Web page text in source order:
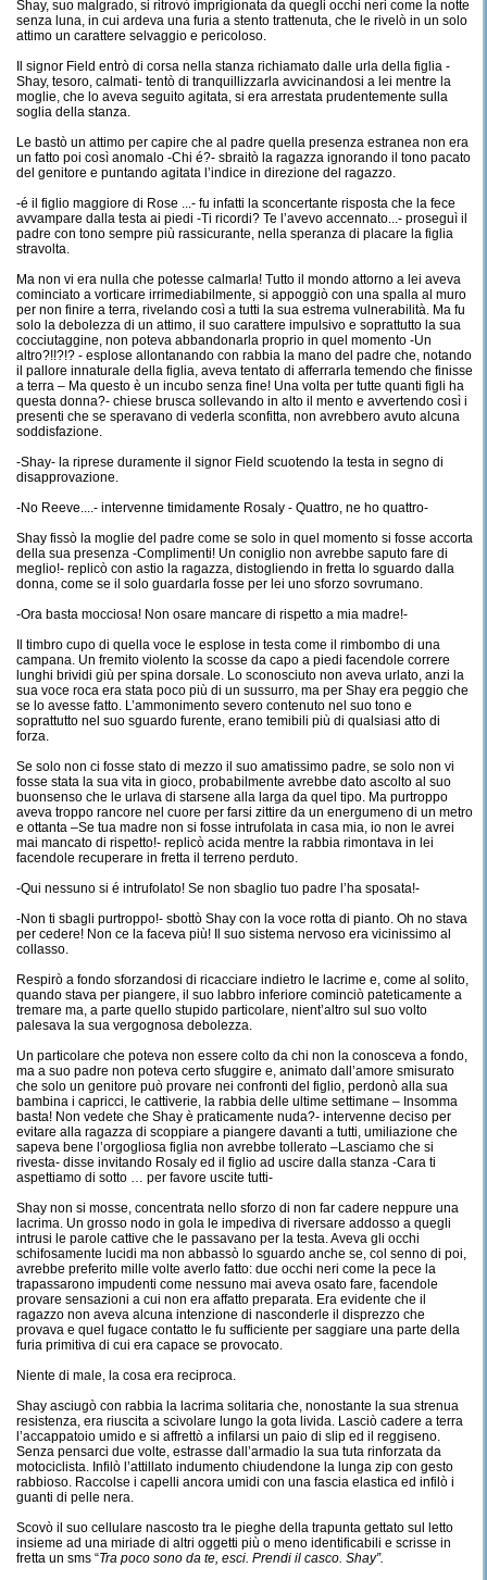
Shay, suo malgrado, si ritrovò imprigionata da quegli occhi neri come la notte
senza luna, in cui ardeva una furia a stento trattenuta, che le rivelò in un solo
attimo un carattere selvaggio e pericoloso.
Il signor Field entrò di corsa nella stanza richiamato dalle urla della figlia -
Shay, tesoro, calmati- tentò di tranquillizzarla avvicinandosi a lei mentre la
moglie, che lo aveva seguito agitata, si era arrestata prudentemente sulla
soglia della stanza.
Le bastò un attimo per capire che al padre quella presenza estranea non era
un fatto poi così anomalo -Chi é?- sbraitò la ragazza ignorando il tono pacato
del genitore e puntando agitata l’indice in direzione del ragazzo.
-é il figlio maggiore di Rose ...- fu infatti la sconcertante risposta che la fece
avvampare dalla testa ai piedi -Ti ricordi? Te l’avevo accennato...- proseguì il
padre con tono sempre più rassicurante, nella speranza di placare la figlia
stravolta.
Ma non vi era nulla che potesse calmarla! Tutto il mondo attorno a lei aveva
cominciato a vorticare irrimediabilmente, si appoggiò con una spalla al muro
per non finire a terra, rivelando così a tutti la sua estrema vulnerabilità. Ma fu
solo la debolezza di un attimo, il suo carattere impulsivo e soprattutto la sua
cocciutaggine, non poteva abbandonarla proprio in quel momento -Un
altro?!!?!? - esplose allontanando con rabbia la mano del padre che, notando
il pallore innaturale della figlia, aveva tentato di afferrarla temendo che finisse
a terra – Ma questo è un incubo senza fine! Una volta per tutte quanti figli ha
questa donna?- chiese brusca sollevando in alto il mento e avvertendo così i
presenti che se speravano di vederla sconfitta, non avrebbero avuto alcuna
soddisfazione.
-Shay- la riprese duramente il signor Field scuotendo la testa in segno di
disapprovazione.
-No Reeve....- intervenne timidamente Rosaly - Quattro, ne ho quattro-
Shay fissò la moglie del padre come se solo in quel momento si fosse accorta
della sua presenza -Complimenti! Un coniglio non avrebbe saputo fare di
meglio!- replicò con astio la ragazza, distogliendo in fretta lo sguardo dalla
donna, come se il solo guardarla fosse per lei uno sforzo sovrumano.
-Ora basta mocciosa! Non osare mancare di rispetto a mia madre!-
Il timbro cupo di quella voce le esplose in testa come il rimbombo di una
campana. Un fremito violento la scosse da capo a piedi facendole correre
lunghi brividi giù per spina dorsale. Lo sconosciuto non aveva urlato, anzi la
sua voce roca era stata poco più di un sussurro, ma per Shay era peggio che
se lo avesse fatto. L’ammonimento severo contenuto nel suo tono e
soprattutto nel suo sguardo furente, erano temibili più di qualsiasi atto di
forza.
Se solo non ci fosse stato di mezzo il suo amatissimo padre, se solo non vi
fosse stata la sua vita in gioco, probabilmente avrebbe dato ascolto al suo
buonsenso che le urlava di starsene alla larga da quel tipo. Ma purtroppo
aveva troppo rancore nel cuore per farsi zittire da un energumeno di un metro
e ottanta –Se tua madre non si fosse intrufolata in casa mia, io non le avrei
mai mancato di rispetto!- replicò acida mentre la rabbia rimontava in lei
facendole recuperare in fretta il terreno perduto.
-Qui nessuno si é intrufolato! Se non sbaglio tuo padre l’ha sposata!-
-Non ti sbagli purtroppo!- sbottò Shay con la voce rotta di pianto. Oh no stava
per cedere! Non ce la faceva più! Il suo sistema nervoso era vicinissimo al
collasso.
Respirò a fondo sforzandosi di ricacciare indietro le lacrime e, come al solito,
quando stava per piangere, il suo labbro inferiore cominciò pateticamente a
tremare ma, a parte quello stupido particolare, nient’altro sul suo volto
palesava la sua vergognosa debolezza.
Un particolare che poteva non essere colto da chi non la conosceva a fondo,
ma a suo padre non poteva certo sfuggire e, animato dall’amore smisurato
che solo un genitore può provare nei confronti del figlio, perdonò alla sua
bambina i capricci, le cattiverie, la rabbia delle ultime settimane – Insomma
basta! Non vedete che Shay è praticamente nuda?- intervenne deciso per
evitare alla ragazza di scoppiare a piangere davanti a tutti, umiliazione che
sapeva bene l’orgogliosa figlia non avrebbe tollerato –Lasciamo che si
rivesta- disse invitando Rosaly ed il figlio ad uscire dalla stanza -Cara ti
aspettiamo di sotto … per favore uscite tutti-
Shay non si mosse, concentrata nello sforzo di non far cadere neppure una
lacrima. Un grosso nodo in gola le impediva di riversare addosso a quegli
intrusi le parole cattive che le passavano per la testa. Aveva gli occhi
schifosamente lucidi ma non abbassò lo sguardo anche se, col senno di poi,
avrebbe preferito mille volte averlo fatto: due occhi neri come la pece la
trapassarono impudenti come nessuno mai aveva osato fare, facendole
provare sensazioni a cui non era affatto preparata. Era evidente che il
ragazzo non aveva alcuna intenzione di nasconderle il disprezzo che
provava e quel fugace contatto le fu sufficiente per saggiare una parte della
furia primitiva di cui era capace se provocato.
Niente di male, la cosa era reciproca.
Shay asciugò con rabbia la lacrima solitaria che, nonostante la sua strenua
resistenza, era riuscita a scivolare lungo la gota livida. Lasciò cadere a terra
l’accappatoio umido e si affrettò a infilarsi un paio di slip ed il reggiseno.
Senza pensarci due volte, estrasse dall’armadio la sua tuta rinforzata da
motociclista. Infilò l’attillato indumento chiudendone la lunga zip con gesto
rabbioso. Raccolse i capelli ancora umidi con una fascia elastica ed infilò i
guanti di pelle nera.
Scovò il suo cellulare nascosto tra le pieghe della trapunta gettato sul letto
insieme ad una miriade di altri oggetti più o meno identificabili e scrisse in
fretta un sms “Tra poco sono da te, esci. Prendi il casco. Shay”.